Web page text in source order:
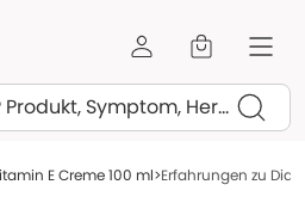
E Creme 100 ml Erfahrungen zu